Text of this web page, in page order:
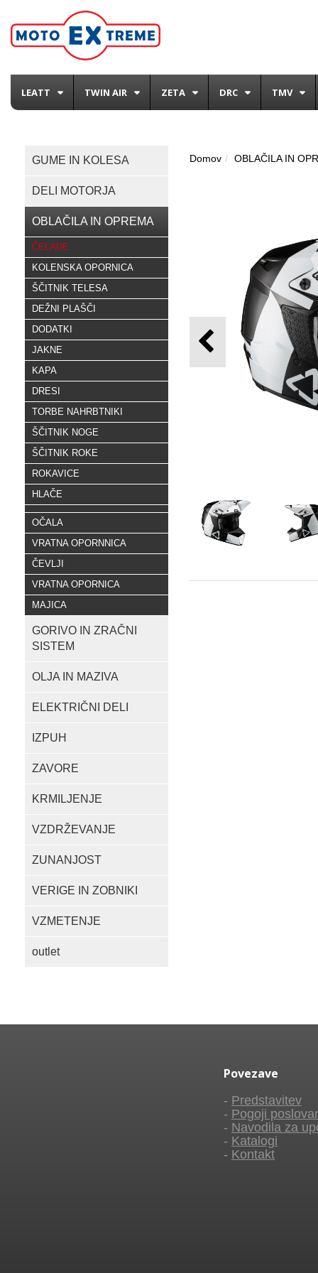
LEATT TWIN AIR ZETA DRC TMV
GUME IN KOLESA
DELI MOTORJA
OBLAČILA IN OPREMA
ČELADE
KOLENSKA OPORNICA
ŠČITNIK TELESA
DEŽNI PLAŠČI
DODATKI
JAKNE
KAPA
DRESI
TORBE NAHRBTNIKI
ŠČITNIK NOGE
ŠČITNIK ROKE
ROKAVICE
HLAČE
OČALA
VRATNA OPORNNICA
ČEVLJI
VRATNA OPORNICA
MAJICA
GORIVO IN ZRAČNI
SISTEM
OLJA IN MAZIVA
ELEKTRIČNI DELI
IZPUH
ZAVORE
KRMILJENJE
VZDRŽEVANJE
ZUNANJOST
VERIGE IN ZOBNIKI
VZMETENJE
outlet
Domov OBLAČILA IN
Povezave
- Predstavitev
- Pogoji
- Navodila za
- Katalogi
- Kontakt